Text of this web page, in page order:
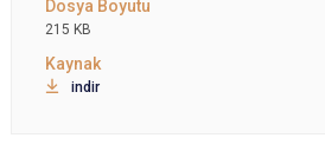
215 KB
indir